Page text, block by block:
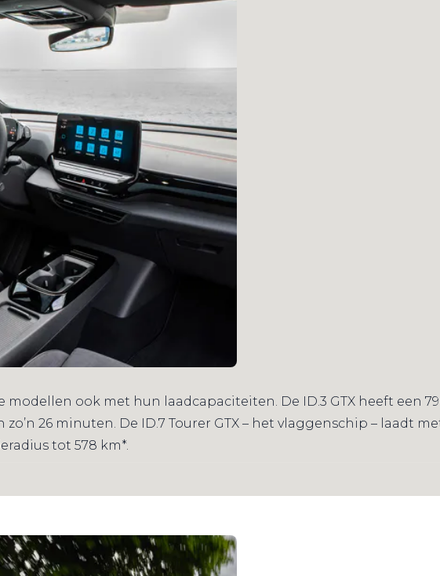
ook met hun laadcapaciteiten. De ID.3 GTX heeft een
26 minuten. De ID.7 Tourer GTX – het vlaggenschip – laadt
tot 578 km*.